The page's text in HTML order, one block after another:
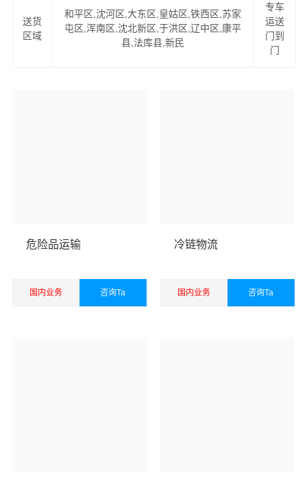
2、易碎物品特殊包装，量身定制木箱：如钢琴、红木家
具、古董、雕塑、艺术品、名贵字画等。
赁，办公文化用品，电子产品，五金交电，日用百货销
货运公司以珠三角，长三角和京津冀等区域为转运中心，
面向国内国际为您提供福州到沈阳货运专线 ，包括国内公
送货
区域
和平区,沈河区,大东区,皇姑区,铁西区,苏家
屯区,浑南区,沈北新区,于洪区,辽中区,康平
县,法库县,新民
专车
运送
门到
门
危险品运输
国内业务 咨询Ta
冷链物流
国内业务 咨询Ta